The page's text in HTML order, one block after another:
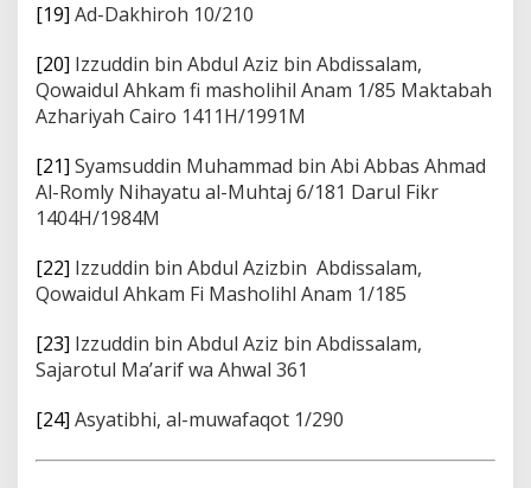
[19] Ad-Dakhiroh 10/210
[20] Izzuddin bin Abdul Aziz bin Abdissalam,
Qowaidul Ahkam fi masholihil Anam 1/85 Maktabah
Azhariyah Cairo 1411H/1991M
[21] Syamsuddin Muhammad bin Abi Abbas Ahmad
Al-Romly Nihayatu al-Muhtaj 6/181 Darul Fikr
1404H/1984M
[22] Izzuddin bin Abdul Azizbin Abdissalam,
Qowaidul Ahkam Fi Masholihl Anam 1/185
[23] Izzuddin bin Abdul Aziz bin Abdissalam,
Sajarotul Ma’arif wa Ahwal 361
[24] Asyatibhi, al-muwafaqot 1/290